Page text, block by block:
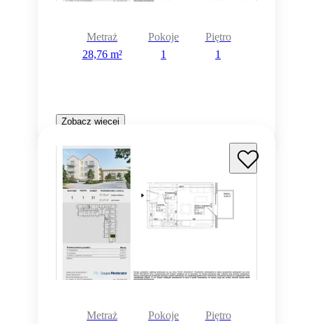
Metraż
28,76 m²
Pokoje
1
Piętro
1
Zobacz więcej
Metraż
Pokoje
Piętro